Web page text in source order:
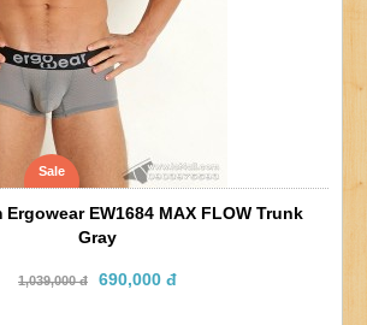
Sale
EW1684 MAX FLOW Trunk
Gray
1,039,000 đ 690,000 đ